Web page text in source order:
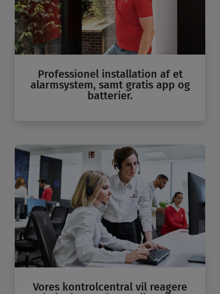
Professionel installation af et
alarmsystem, samt gratis app og
batterier.
Vores kontrolcentral vil reagere